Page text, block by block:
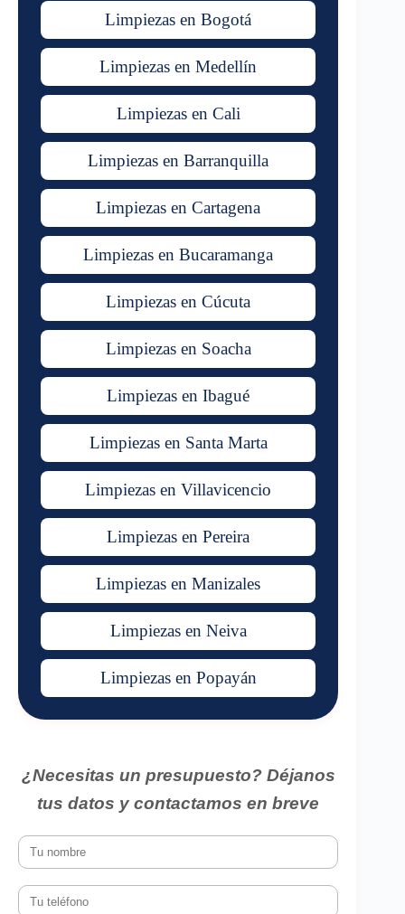
Limpiezas en Bogotá
Limpiezas en Medellín
Limpiezas en Cali
Limpiezas en Barranquilla
Limpiezas en Cartagena
Limpiezas en Bucaramanga
Limpiezas en Cúcuta
Limpiezas en Soacha
Limpiezas en Ibagué
Limpiezas en Santa Marta
Limpiezas en Villavicencio
Limpiezas en Pereira
Limpiezas en Manizales
Limpiezas en Neiva
Limpiezas en Popayán
¿Necesitas un presupuesto? Déjanos
tus datos y contactamos en breve